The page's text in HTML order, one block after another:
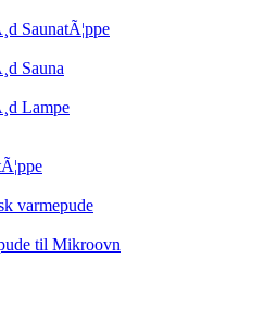
SaunatÃ¦ppe
Sauna
Lampe
varmepude
til Mikroovn